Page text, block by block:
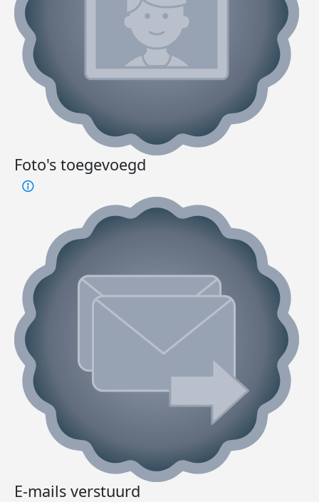
Foto's toegevoegd
E-mails verstuurd